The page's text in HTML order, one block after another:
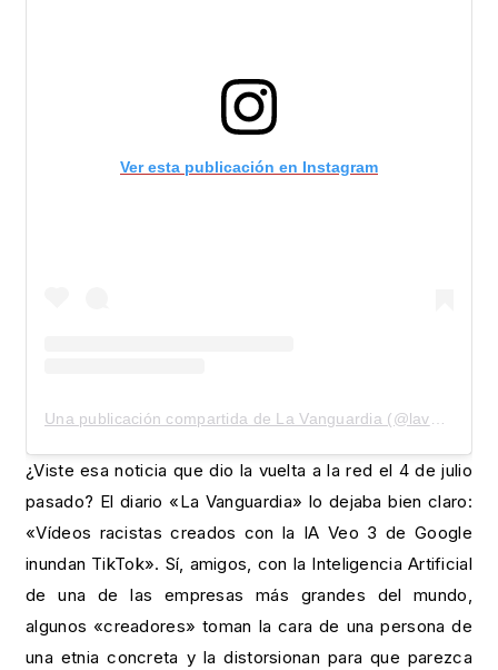
Ver esta publicación en Instagram
Una publicación compartida de La Vanguardia (@lavanguardia)
¿Viste esa noticia que dio la vuelta a la red el 4 de julio
pasado? El diario «La Vanguardia» lo dejaba bien claro:
«Vídeos racistas creados con la IA Veo 3 de Google
inundan TikTok». Sí, amigos, con la Inteligencia Artificial
de una de las empresas más grandes del mundo,
algunos «creadores» toman la cara de una persona de
una etnia concreta y la distorsionan para que parezca